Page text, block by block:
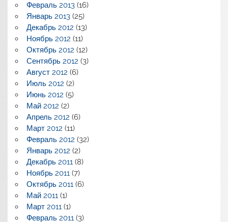
Февраль 2013(16)
Январь 2013(25)
Декабрь 2012 (13)
Ноябрь 2012 (11)
Октябрь 2012 (12)
Сентябрь 2012 (3)
Август 2012 (6)
Июль 2012 (2)
Июнь 2012 (5)
Май 2012 (2)
Апрель 2012 (6)
Март 2012 (11)
Февраль 2012 (32)
Январь 2012 (2)
Декабрь 2011(8)
Ноябрь 2011(7)
Октябрь 2011(6)
Май 2011(1)
Март 2011(1)
Февраль 2011(3)